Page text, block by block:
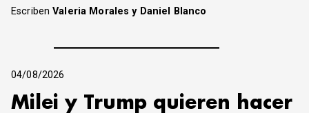
EscribenValeria Morales y Daniel Blanco
04/08/2026
Milei y Trump quieren hacer